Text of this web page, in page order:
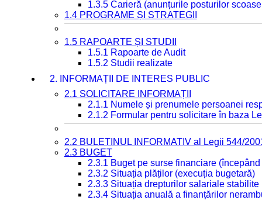
1.3.5 Carieră (anunțurile posturilor
1.4 PROGRAME ȘI STRATEGII
1.5 RAPOARTE ȘI STUDII
1.5.1 Rapoarte de Audit
1.5.2 Studii realizate
2. INFORMAȚII DE INTERES PUBLIC
2.1 SOLICITARE INFORMAȚII
2.1.1 Numele și prenumele persoanei
2.1.2 Formular pentru solicitare în baza
2.2 BULETINUL INFORMATIV al Legii 544/
2.3 BUGET
2.3.1 Buget pe surse financiare
2.3.2 Situația plăților (execuția bugetară)
2.3.3 Situația drepturilor salariale
2.3.4 Situația anuală a finanțărilor